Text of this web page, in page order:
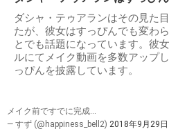
ダシャ・テゥアランはその見た
たが、彼女はすっぴんでも変わ
とでも話題になっています。彼
ルにてメイク動画を多数アップ
っぴんを披露しています。
メイク前ですでに完成…
— すず (@happiness_bell2) 2018年9月29日